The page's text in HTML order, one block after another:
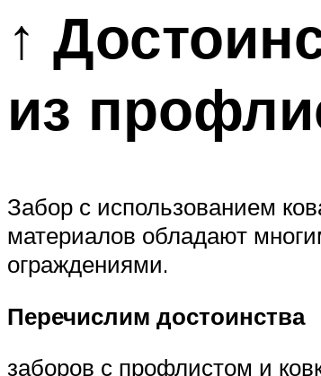
↑
из
Забор с использованием
материалов обладают
ограждениями.
Перечислим достоинства
заборов с профлистом и